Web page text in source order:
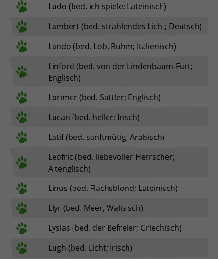
Ludo (bed. ich spiele; Lateinisch)
Lambert (bed. strahlendes Licht; Deutsch)
Lando (bed. Lob, Ruhm; Italienisch)
Linford (bed. von der Lindenbaum-Furt;
Englisch)
Lorimer (bed. Sattler; Englisch)
Lucan (bed. heller; Irisch)
Latif (bed. sanftmütig; Arabisch)
Leofric (bed. liebevoller Herrscher;
Altenglisch)
Linus (bed. Flachsblond; Lateinisch)
Llyr (bed. Meer; Walisisch)
Lysias (bed. der Befreier; Griechisch)
Lugh (bed. Licht; Irisch)